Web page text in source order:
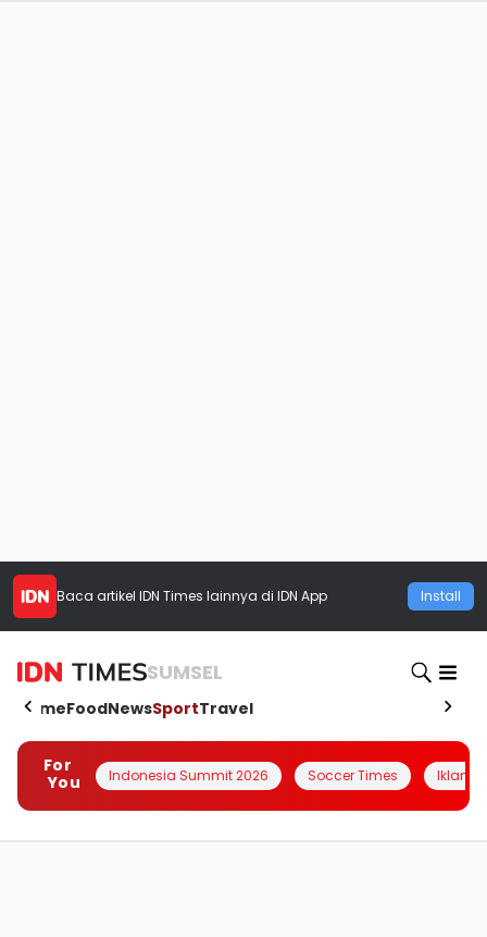
Baca artikel IDN Times lainnya di IDN App Install
SUMSEL
HomeFoodNewsSportTravel
For
You
Indonesia Summit 2026 Soccer Times Iklanin